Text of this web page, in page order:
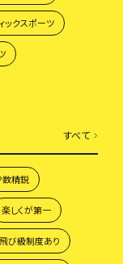
ックスポーツ
すべて
数精鋭
楽しくが第一
飛び級制度あり